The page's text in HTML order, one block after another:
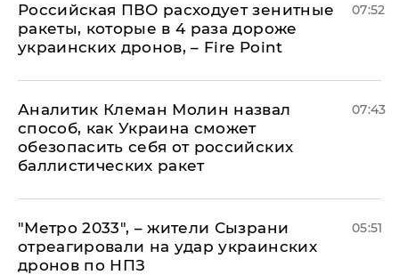
Российская ПВО расходует зенитные
ракеты, которые в 4 раза дороже
украинских дронов, – Fire Point
07:52
Аналитик Клеман Молин назвал
способ, как Украина сможет
обезопасить себя от российских
баллистических ракет
07:43
"Метро 2033", – жители Сызрани
отреагировали на удар украинских
дронов по НПЗ
05:51